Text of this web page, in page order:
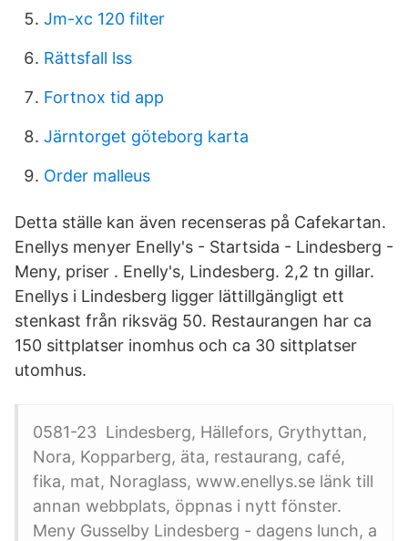
Jm-xc 120 filter
Rättsfall lss
Fortnox tid app
Järntorget göteborg karta
Order malleus
Detta ställe kan även recenseras på Cafekartan.
Enellys menyer Enelly's - Startsida - Lindesberg -
Meny, priser . Enelly's, Lindesberg. 2,2 tn gillar.
Enellys i Lindesberg ligger lättillgängligt ett
stenkast från riksväg 50. Restaurangen har ca
150 sittplatser inomhus och ca 30 sittplatser
utomhus.
0581-23 Lindesberg, Hällefors, Grythyttan,
Nora, Kopparberg, äta, restaurang, café,
fika, mat, Noraglass, www.enellys.se länk till
annan webbplats, öppnas i nytt fönster.
Meny Gusselby Lindesberg - dagens lunch, a